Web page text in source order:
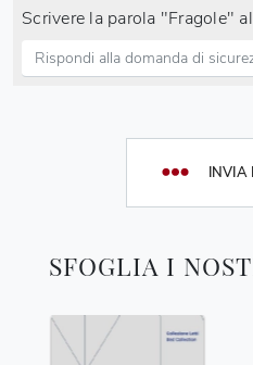
SFOGLIA I
Scrivere la parola "Fragole"
INVIA